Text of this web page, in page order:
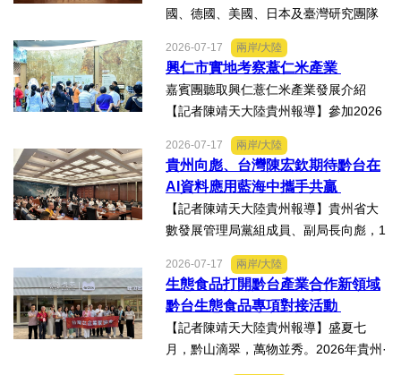
國、德國、美國、日本及臺灣研究團隊
科會舉辦的「貝蒙論壇」，實地交流活
動走訪臺南楠西地震及丹娜絲風災區，
慈濟動員資金與萬人次的復原...
2026-07-17 兩岸/大陸
興仁市實地考察薏仁米產業
嘉賓團聽取興仁薏仁米產業發展介紹
【記者陳靖天大陸貴州報導】參加2026
色產業助力鄉村振興對接會的臺灣嘉賓
組團，7月15日，到興仁市實地考察，深
入調研興仁薏仁米...
2026-07-17 兩岸/大陸
貴州向彪、台灣陳宏欽期待黔台在
AI資料應用藍海中攜手共贏
【記者陳靖天大陸貴州報導】貴州省大
數發展管理局黨組成員、副局長向彪，1
作懇談會黔台大數據與人工智能產業對
接會上表示，召開黔台大數據與人工智
能產業對接會，旨在搭建兩...
2026-07-17 兩岸/大陸
生態食品打開黔台產業合作新領域
黔台生態食品專項對接活動
【記者陳靖天大陸貴州報導】盛夏七
月，黔山滴翠，萬物並秀。2026年貴州·